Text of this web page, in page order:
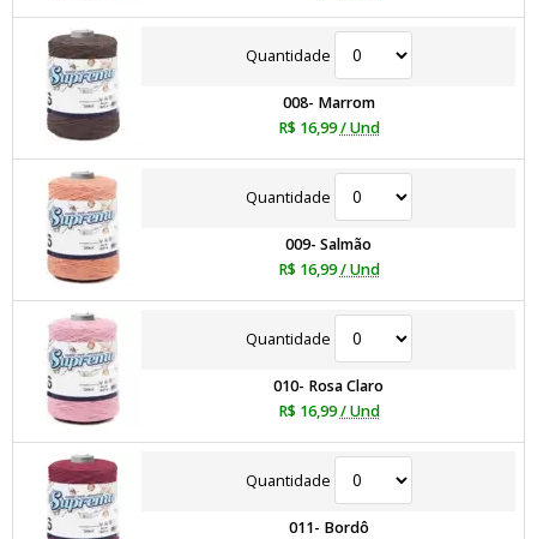
Quantidade
008- Marrom
R$ 16,99 / Und
Quantidade
009- Salmão
R$ 16,99 / Und
Quantidade
010- Rosa Claro
R$ 16,99 / Und
Quantidade
011- Bordô